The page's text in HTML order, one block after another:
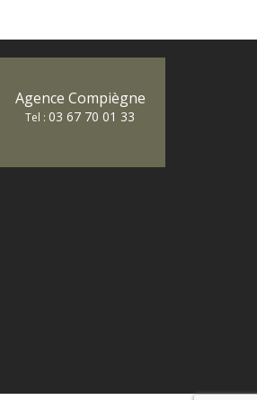
Agence Compiègne
Tel :03 67 70 01 33